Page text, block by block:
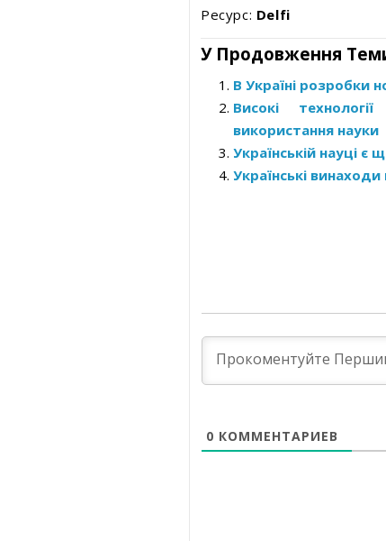
Ресурс: Delfi
У Продовження
В Україні розробки
Високі
використання науки
Українській науці є
Українські
0 КОММЕНТАРИЕВ